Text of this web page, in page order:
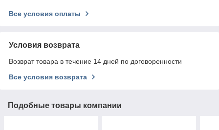
Все условия оплаты
Условия возврата
Возврат товара в течение 14 дней по договоренности
Все условия возврата
Подобные товары компании